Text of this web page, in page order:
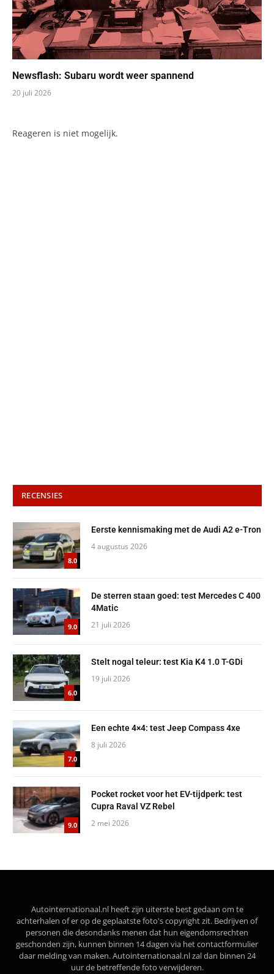
Newsflash: Subaru wordt weer spannend
20 juli 2026
Reageren is niet mogelijk.
RECENSIES
8.0
Eerste kennismaking met de Audi A2 e-Tron
4 augustus 2026
9.0
De sterren staan goed: test Mercedes C 400
4Matic
21 juli 2026
6.0
Stelt nogal teleur: test Kia K4 1.0 T-GDi
19 juli 2026
7.0
Een echte 4×4: test Jeep Compass 4xe
8 juli 2026
9.0
Pocket rocket voor het EV-tijdperk: test
Cupra Raval VZ Rebel
2 mei 2026
Autointernationaal.nl heeft zijn uiterste best gedaan om te
achterhalen of er op de geplaatste foto's copyright zit. Bedrijven of
personen die desondanks menen dat hun eigendomsrechten
geschonden zijn, kunnen binnen 14 dagen via het contactformulier
daar melding van maken. Autointernationaal.nl zal dan binnen 24
uur de betreffende foto verwijderen.